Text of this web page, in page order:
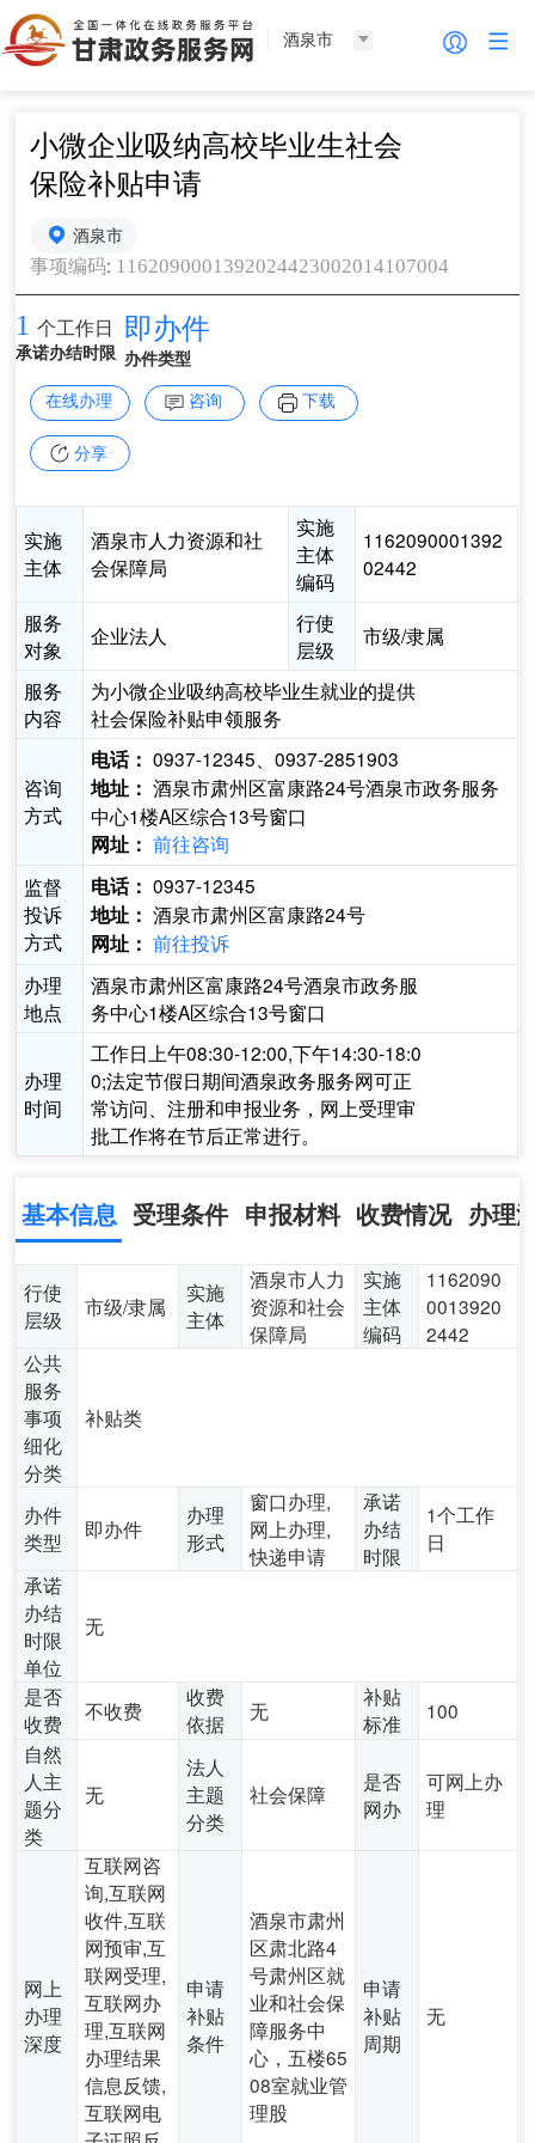
酒泉市
小微企业吸纳高校毕业生社会
保险补贴申请
酒泉市
事项编码: 1162090001392024423002014107004
1 个工作日
承诺办结时限
即办件
办件类型
在线办理 咨询 下载
分享
实施
主体
酒泉市人力资源和社
会保障局
实施
主体
编码
1162090001392
02442
服务
对象
企业法人
行使
层级
市级/隶属
服务
内容
为小微企业吸纳高校毕业生就业的提供
社会保险补贴申领服务
咨询
方式
电话： 0937-12345、0937-2851903
地址： 酒泉市肃州区富康路24号酒泉市政务服务
中心1楼A区综合13号窗口
网址： 前往咨询
监督
投诉
方式
电话： 0937-12345
地址： 酒泉市肃州区富康路24号
网址： 前往投诉
办理
地点
酒泉市肃州区富康路24号酒泉市政务服
务中心1楼A区综合13号窗口
办理
时间
工作日上午08:30-12:00,下午14:30-18:0
0;法定节假日期间酒泉政务服务网可正
常访问、注册和申报业务，网上受理审
批工作将在节后正常进行。
基本信息 受理条件 申报材料 收费情况 办理
行使
层级
市级/隶属
实施
主体
酒泉市人力
资源和社会
保障局
实施
主体
编码
1162090
0013920
2442
公共
服务
事项
细化
分类
补贴类
办件
类型
即办件
办理
形式
窗口办理,
网上办理,
快递申请
承诺
办结
时限
1个工作
日
承诺
办结
时限
单位
无
是否
收费
不收费
收费
依据
无
补贴
标准
100
自然
人主
题分
类
无
法人
主题
分类
社会保障
是否
网办
可网上办
理
网上
办理
深度
互联网咨
询,互联网
收件,互联
网预审,互
联网受理,
互联网办
理,互联网
办理结果
信息反馈,
互联网电
申请
补贴
条件
酒泉市肃州
区肃北路4
号肃州区就
业和社会保
障服务中
心，五楼65
08室就业管
理股
申请
补贴
周期
无